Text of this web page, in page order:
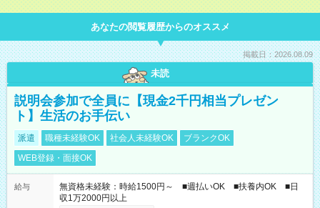
あなたの閲覧履歴からのオススメ
掲載日：2026.08.09
未読
説明会参加で全員に【現金2千円相当プレゼン
ト】生活のお手伝い
派遣 職種未経験OK 社会人未経験OK
ブランクOK
WEB登録・面接OK
給与
無資格未経験：時給1500円～ ■週払いOK ■扶養内OK ■日
収1万2000円以上